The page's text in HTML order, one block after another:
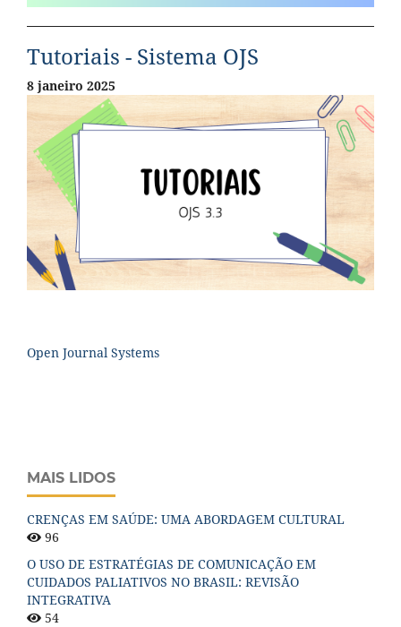
Tutoriais - Sistema OJS
8 janeiro 2025
Open Journal Systems
MAIS LIDOS
CRENÇAS EM SAÚDE: UMA ABORDAGEM CULTURAL
96
O USO DE ESTRATÉGIAS DE COMUNICAÇÃO EM
CUIDADOS PALIATIVOS NO BRASIL: REVISÃO
INTEGRATIVA
54